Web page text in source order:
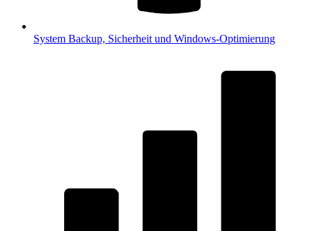
System Backup, Sicherheit und Windows-Optimierung